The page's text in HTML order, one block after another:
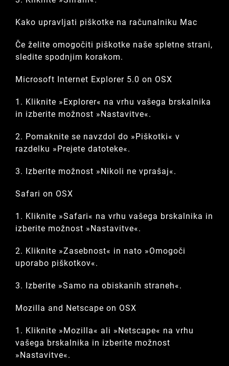
Kako upravljati piškotke na računalniku Mac
Če želite omogočiti piškotke naše spletne strani,
sledite spodnjim korakom.
Microsoft Internet Explorer 5.0 on OSX
1. Kliknite »Explorer« na vrhu vašega brskalnika
in izberite možnost »Nastavitve«.
2. Pomaknite se navzdol do »Piškotki« v
razdelku »Prejete datoteke«.
3. Izberite možnost »Nikoli ne vprašaj«.
Safari on OSX
1. Kliknite »Safari« na vrhu vašega brskalnika in
izberite možnost »Nastavitve«.
2. Kliknite »Zasebnost« in nato »Omogoči
uporabo piškotkov«.
3. Izberite »Samo na obiskanih straneh«.
Mozilla and Netscape on OSX
1. Kliknite »Mozilla« ali »Netscape« na vrhu
vašega brskalnika in izberite možnost
»Nastavitve«.